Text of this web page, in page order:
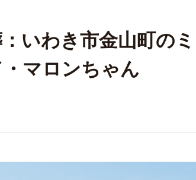
いわき市金山町の
マロンちゃん